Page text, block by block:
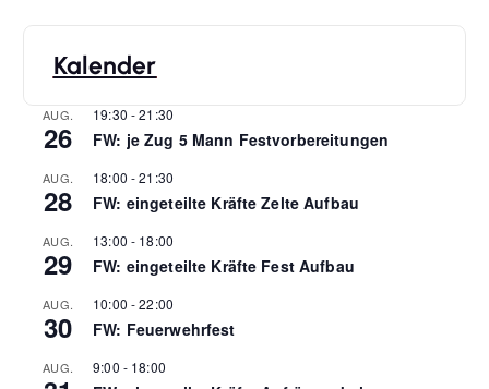
Kalender
AUG.
26
19:30 -21:30
FW: je Zug 5 Mann Festvorbereitungen
AUG.
28
18:00 -21:30
FW: eingeteilte Kräfte Zelte Aufbau
AUG.
29
13:00 - 18:00
FW: eingeteilte Kräfte Fest Aufbau
AUG.
30
10:00 -22:00
FW: Feuerwehrfest
AUG. 9:00 - 18:00